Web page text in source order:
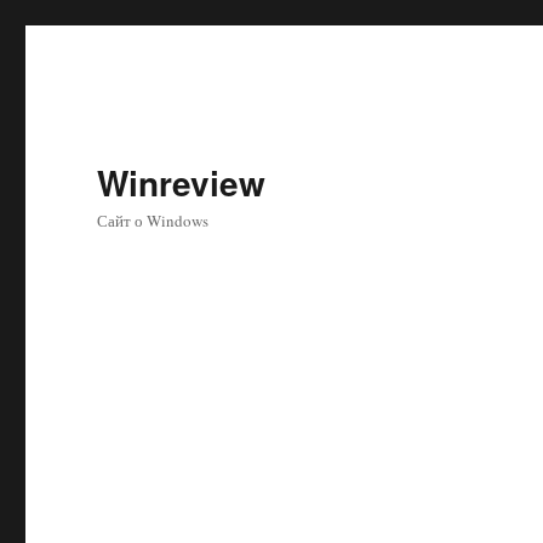
Winreview
Сайт о Windows